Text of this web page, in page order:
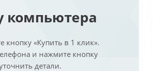
компьютера
«Купить в 1 клик».
и нажмите кнопку
детали.